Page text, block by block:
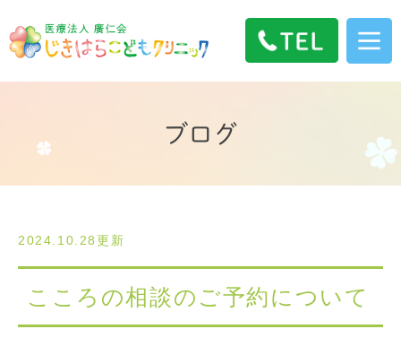
ブログ
2024.10.28更新
こころの相談のご予約について